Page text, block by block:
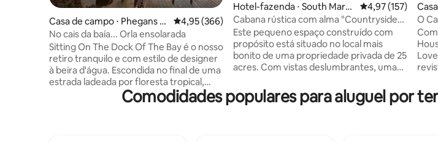
Casa de campo ⋅ Phegans B
ay
4,95 de uma avaliação média de 5, 366 avaliações
4,95 (366)
No cais da baía... Orla ensolarada
Sitting On The Dock Of The Bay é o nosso
retiro tranquilo e com estilo de designer
à beira d'água. Escondida no final de uma
estrada ladeada por floresta tropical,
esta joia escondida oferece vistas
deslumbrantes da bela Phegans Bay.
Hotel-fazenda ⋅ South Maro
ota
4,97 de uma
4,97 (157)
Cabana rústica com alma "Countryside
100" com cama king size
Este pequeno espaço construído com
propósito está situado no local mais
bonito de uma propriedade privada de 25
acres. Com vistas deslumbrantes, uma
convidativa e móveis luxuosos, você não
vai querer sair. Nutra sua alma e volte
O
de
sol
Comodidades populares para aluguel por